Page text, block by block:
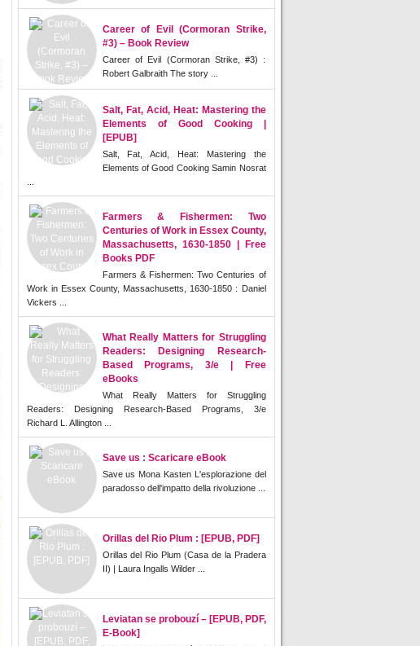
Career of Evil (Cormoran Strike,
#3) – Book Review
Career of Evil (Cormoran Strike, #3) :
Robert Galbraith The story ...
Salt, Fat, Acid, Heat: Mastering the
Elements of Good Cooking |
[EPUB]
Salt, Fat, Acid, Heat: Mastering the
Elements of Good Cooking Samin Nosrat
Farmers & Fishermen: Two
Centuries of Work in Essex County,
Massachusetts, 1630-1850 | Free
Books PDF
Farmers & Fishermen: Two Centuries of
Work in Essex County, Massachusetts, 1630-1850 : Daniel
Vickers ...
What Really Matters for Struggling
Readers: Designing Research-
Based Programs, 3/e | Free
eBooks
What Really Matters for Struggling
Readers: Designing Research-Based Programs, 3/e
Richard L. Allington ...
Save us : Scaricare eBook
Save us Mona Kasten L'esplorazione del
paradosso dell'impatto della rivoluzione ...
Orillas del Rio Plum : [EPUB, PDF]
Orillas del Rio Plum (Casa de la Pradera
II) | Laura Ingalls Wilder ...
Leviatan se probouzí – [EPUB, PDF,
E-Book]